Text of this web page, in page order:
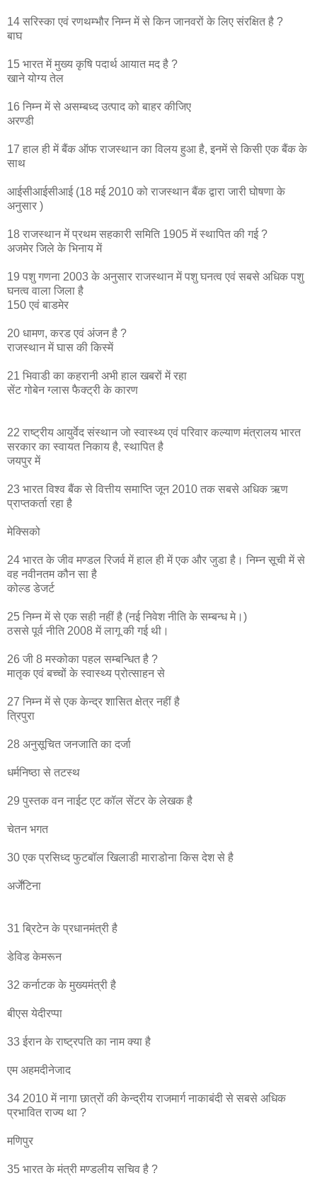
14 सरिस्का एवं रणथम्भौर निम्न में से किन जानवरों के लिए संरक्षित है ?
बाघ
15 भारत में मुख्य कृषि पदार्थ आयात मद है ?
खाने योग्य तेल
16 निम्न में से असम्बध्द उत्पाद को बाहर कीजिए
अरण्डी
17 हाल ही में बैंक ऑफ राजस्थान का विलय हुआ है, इनमें से किसी एक बैंक के
साथ
आईसीआईसीआई (18 मई 2010 को राजस्थान बैंक द्वारा जारी घोषणा के
अनुसार )
18 राजस्थान में प्रथम सहकारी समिति 1905 में स्थापित की गई ?
अजमेर जिले के भिनाय में
19 पशु गणना 2003 के अनुसार राजस्थान में पशु घनत्व एवं सबसे अधिक पशु
घनत्व वाला जिला है
150 एवं बाडमेर
20 धामण, करड एवं अंजन है ?
राजस्थान में घास की किस्में
21 भिवाडी का कहरानी अभी हाल खबरों में रहा
सेंट गोबेन ग्लास फैक्ट्री के कारण
22 राष्ट्रीय आयुर्वेद संस्थान जो स्वास्थ्य एवं परिवार कल्याण मंत्रालय भारत
सरकार का स्वायत निकाय है, स्थापित है
जयपुर में
23 भारत विश्व बैंक से वित्तीय समाप्ति जून 2010 तक सबसे अधिक ऋण
प्राप्तकर्ता रहा है
मेक्सिको
24 भारत के जीव मण्डल रिजर्व में हाल ही में एक और जुडा है। निम्न सूची में से
वह नवीनतम कौन सा है
कोल्ड डेजर्ट
25 निम्न में से एक सही नहीं है (नई निवेश नीति के सम्बन्ध मे।)
ठससे पूर्व नीति 2008 में लागू की गई थी।
26 जी 8 मस्कोका पहल सम्बन्धित है ?
मातृक एवं बच्चों के स्वास्थ्य प्रोत्साहन से
27 निम्न में से एक केन्द्र शासित क्षेत्र नहीं है
त्रिपुरा
28 अनुसूचित जनजाति का दर्जा
धर्मनिष्ठा से तटस्थ
29 पुस्तक वन नाईट एट कॉल सेंटर के लेखक है
चेतन भगत
30 एक प्रसिध्द फुटबॉल खिलाडी माराडोना किस देश से है
अर्जेंटिना
31 ब्रिटेन के प्रधानमंत्री है
डेविड केमरून
32 कर्नाटक के मुख्यमंत्री है
बीएस येदीरप्पा
33 ईरान के राष्ट्रपति का नाम क्या है
एम अहमदीनेजाद
34 2010 में नागा छात्रों की केन्द्रीय राजमार्ग नाकाबंदी से सबसे अधिक
प्रभावित राज्य था ?
मणिपुर
35 भारत के मंत्री मण्डलीय सचिव है ?